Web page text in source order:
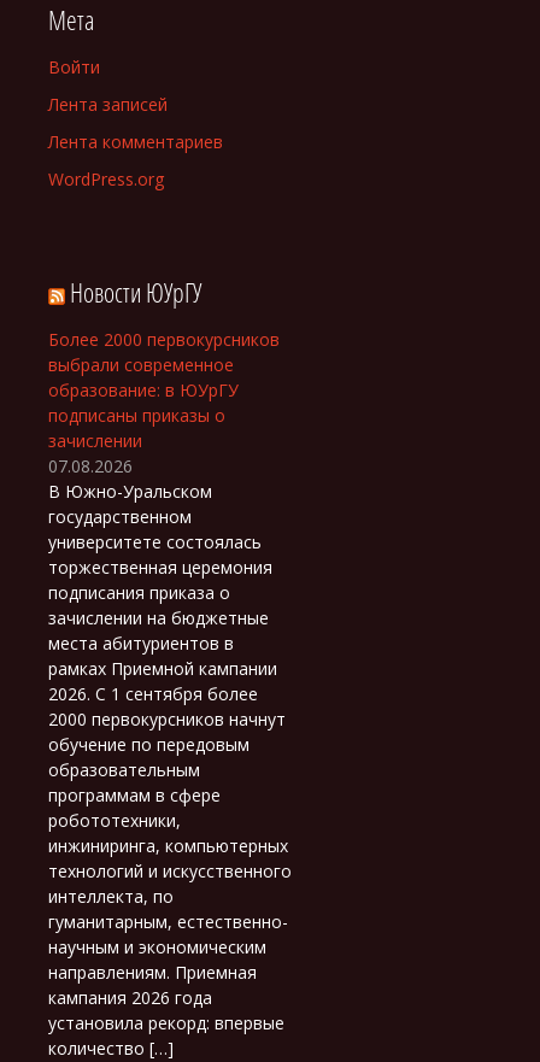
Мета
Войти
Лента записей
Лента комментариев
WordPress.org
Новости ЮУрГУ
Более 2000 первокурсников
выбрали современное
образование: в ЮУрГУ
подписаны приказы о
зачислении
07.08.2026
В Южно-Уральском
государственном
университете состоялась
торжественная церемония
подписания приказа о
зачислении на бюджетные
места абитуриентов в
рамках Приемной кампании
2026. С 1 сентября более
2000 первокурсников начнут
обучение по передовым
образовательным
программам в сфере
робототехники,
инжиниринга, компьютерных
технологий и искусственного
интеллекта, по
гуманитарным, естественно-
научным и экономическим
направлениям. Приемная
кампания 2026 года
установила рекорд: впервые
количество […]